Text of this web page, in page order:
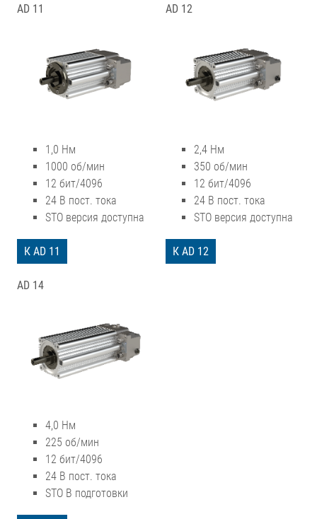
AD 11
1,0 Нм
1000 об/мин
12 бит/4096
24 В пост. тока
STO версия доступна
К AD 11
AD 12
2,4 Нм
350 об/мин
12 бит/4096
24 В пост. тока
STO версия доступна
К AD 12
AD 14
4,0 Нм
225 об/мин
12 бит/4096
24 В пост. тока
STO В подготовки